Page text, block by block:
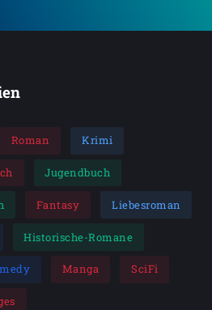
Roman Krimi
Jugendbuch
Fantasy Liebesroman
Historische-Romane
Manga SciFi